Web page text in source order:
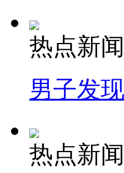
热点新闻
男子发
热点新闻